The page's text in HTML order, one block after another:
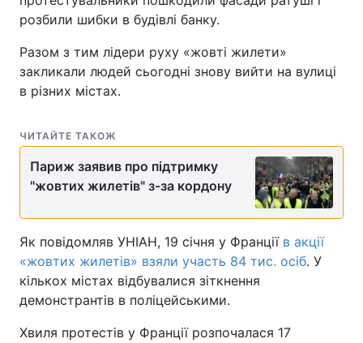
розбили шибки в будівлі банку.
Разом з тим лідери руху «жовті жилети»
закликали людей сьогодні знову вийти на вулиці
в різних містах.
ЧИТАЙТЕ ТАКОЖ
Париж заявив про підтримку
"жовтих жилетів" з-за кордону
Як повідомляв УНІАН, 19 січня у Франції в акції
«жовтих жилетів» взяли участь 84 тис. осіб. У
кількох містах відбувалися зіткнення
демонстрантів в поліцейськими.
Хвиля протестів у Франції розпочалася 17